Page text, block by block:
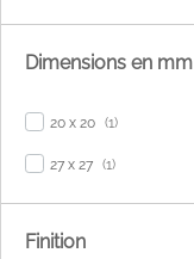
Dimensions en mm
20 x 20 1item
27 x 27 1item
Finition